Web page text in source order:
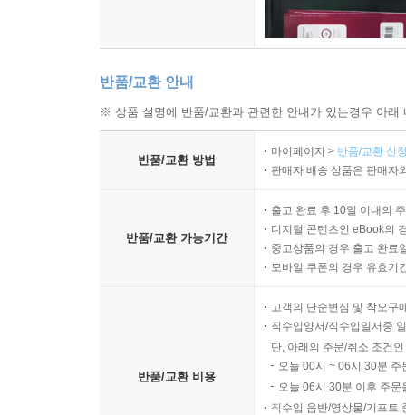
‘소녀의 첫화장 시크릿 박스’는 무엇보다 이나
순서대로 사용하지 않아도 된다’, ‘고렴이 화장품
이 책과 함께라면 자신의 피부 타입에 맞지 않는
일은 없어질 것이다!
반품/교환 안내
※ 상품 설명에 반품/교환과 관련한 안내가 있는경우 아
반품/교환 방법
마이페이지 > 반품/교환 신
판매자 배송 상품은 판매자
반품/교환 가능기간
출고 완료 후 10일 이내의
디지털 콘텐츠인 eBook의
중고상품의 경우 출고 완료
모바일 쿠폰의 경우 유효기
반품/교환 비용
고객의 단순변심 및 착오구
직수입양서/직수입일서중
단, 아래의 주문/취소 조건
오늘 00시 ~ 06시 30분
오늘 06시 30분 이후 주
직수입 음반/영상물/기프트